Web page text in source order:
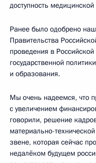
доступность
Ранее было одобрено
Правительства
проведения в
государственной
и образования.
Мы очень надеемся, что
с увеличением
говорили, решение
материально-
звене, которая сейчас
недалёком будущем